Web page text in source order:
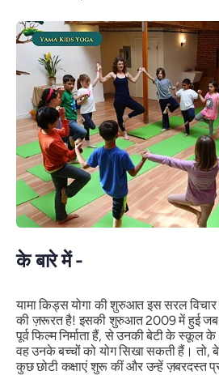
के बारे में -
यामा किड्स योगा की शुरुआत इस सरल
की ज़रूरत है! इसकी शुरुआत 2009 में हुई जब
पूर्व फिल्म निर्माता हैं, से उनकी बेटी के स्कूल
वह उनके बच्चों को योग सिखा सकती हैं। तो,
कुछ छोटी कक्षाएं शुरू कीं और उन्हें ज़बरदस्त